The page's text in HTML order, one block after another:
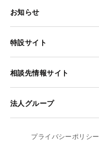
お知らせ
特設サイト
相談先情報サイト
法人グループ
プライバシーポリシー